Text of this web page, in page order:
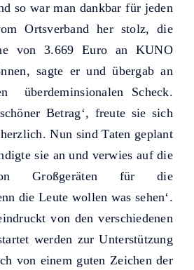
so war man dankbar für jeden
Ortsverband her stolz, die
von 3.669 Euro an KUNO
sagte er und übergab an
überdeminsionalen Scheck.
Betrag‘, freute sie sich
Nun sind Taten geplant
sie an und verwies auf die
Großgeräten für die
die Leute wollen was sehen‘.
von den verschiedenen
werden zur Unterstützung
von einem guten Zeichen der